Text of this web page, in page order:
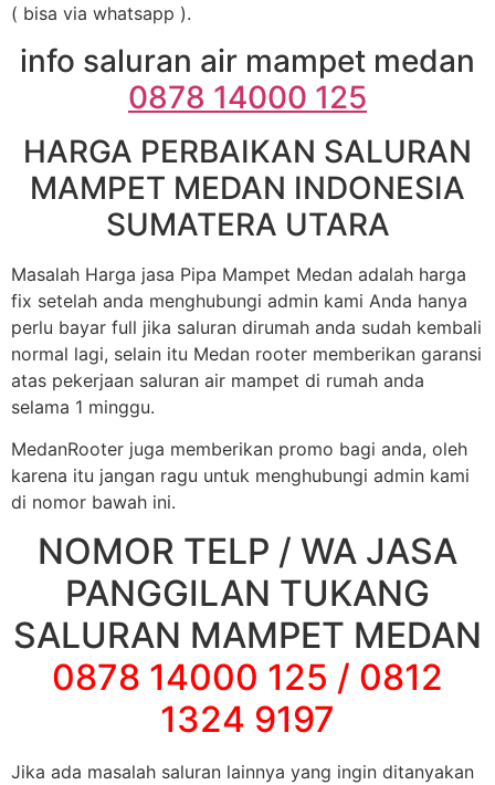
( bisa via whatsapp ).
info saluran air mampet medan
0878 14000 125
HARGA PERBAIKAN SALURAN
MAMPET MEDAN INDONESIA
SUMATERA UTARA
Masalah Harga jasa Pipa Mampet Medan adalah harga
fix setelah anda menghubungi admin kami Anda hanya
perlu bayar full jika saluran dirumah anda sudah kembali
normal lagi, selain itu Medan rooter memberikan garansi
atas pekerjaan saluran air mampet di rumah anda
selama 1 minggu.
MedanRooter juga memberikan promo bagi anda, oleh
karena itu jangan ragu untuk menghubungi admin kami
di nomor bawah ini.
NOMOR TELP / WA JASA
PANGGILAN TUKANG
SALURAN MAMPET MEDAN
0878 14000 125 / 0812
1324 9197
Jika ada masalah saluran lainnya yang ingin ditanyakan